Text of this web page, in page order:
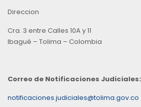
Direccion
Cra. 3 entre Calles 10A y 11
Ibagué – Tolima – Colombia
Correo de Notificaciones Judiciales:
notificaciones.judiciales@tolima.gov.co